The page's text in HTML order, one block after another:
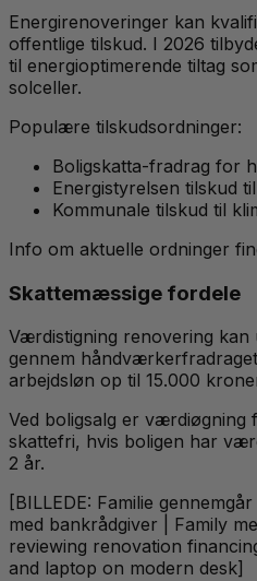
Energirenoveringer kan
offentlige tilskud. I 2026
til energioptimerende tiltag
solceller.
Populære tilskudsordninger:
Boligskatta-fradrag for
Energistyrelsen tilskud
Kommunale tilskud til
Info om aktuelle ordninger
Skattemæssige fordele
Værdistigning renovering kan
gennem
arbejdsløn op til 15.000
Ved boligsalg er
skattefri, hvis boligen har
2 år.
[BILLEDE: Familie
med bankrådgiver | Family
reviewing renovation
and laptop on modern desk]